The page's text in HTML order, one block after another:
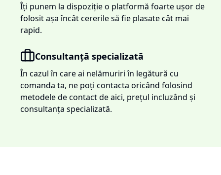
Îți punem la dispoziție o platformă foarte ușor de
folosit așa încât cererile să fie plasate cât mai
rapid.
Consultanță specializată
În cazul în care ai nelămuriri în legătură cu
comanda ta, ne poți contacta oricând folosind
metodele de contact de aici, prețul incluzând și
consultanța specializată.